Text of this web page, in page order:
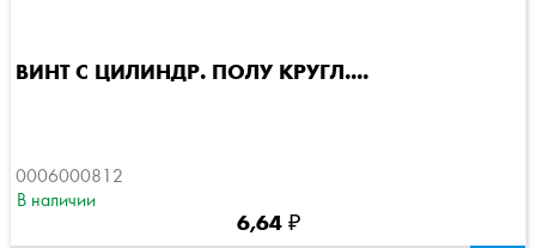
ВИНТ C ЦИЛИНДР. ПОЛУ КРУГЛ....
0006000812
В наличии
6,64 ₽